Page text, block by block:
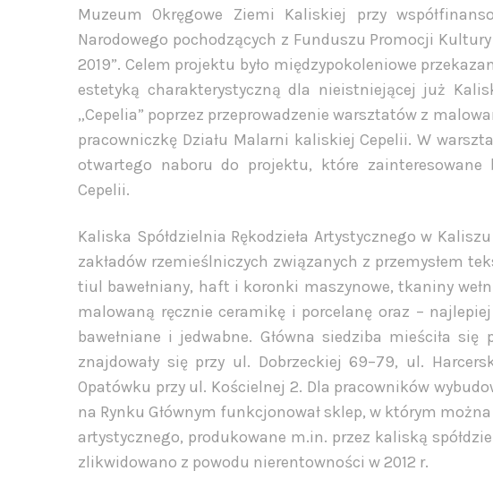
Muzeum Okręgowe Ziemi Kaliskiej przy
Narodowego pochodzących z Funduszu Promocji
2019”. Celem projektu było międzypokoleniowe
estetyką charakterystyczną dla nieistniejącej już
„Cepelia” poprzez przeprowadzenie warsztatów z
pracowniczkę Działu Malarni kaliskiej Cepelii. W
otwartego naboru do projektu, które
Cepelii.
Kaliska Spółdzielnia Rękodzieła Artystycznego w
zakładów rzemieślniczych związanych z przemysłem
tiul bawełniany, haft i koronki maszynowe, tkaniny
malowaną ręcznie ceramikę i porcelanę oraz –
bawełniane i jedwabne. Główna siedziba mieściła
znajdowały się przy ul. Dobrzeckiej 69–79, ul.
Opatówku przy ul. Kościelnej 2. Dla pracowników
na Rynku Głównym funkcjonował sklep, w którym
artystycznego, produkowane m.in. przez kaliską
zlikwidowano z powodu nierentowności w 2012 r.